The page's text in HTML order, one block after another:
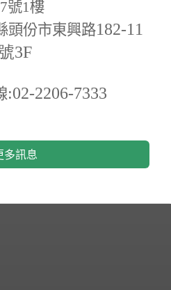
號1樓
頭份市東興路182-11
3F
:02-2206-7333
多訊息